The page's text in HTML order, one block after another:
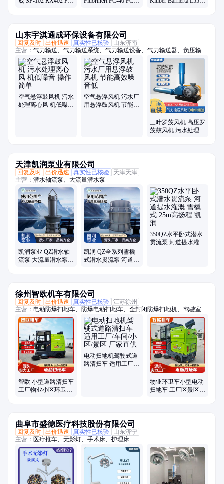
山东宇淇通成环保设备有限公司
回复及时 出价迅速 真实性已核验
山东济南
主营： 气力输送、气力输送系统、气力输送设备、气力输送器、负压输
送、物料输送、旋转供料器、供料阀、AV泵、仓泵、罗茨风机、罗次鼓
风机、空气悬浮鼓风机、磁悬浮鼓风机、空浮风机、三叶罗茨鼓风机、曝
气风机、气力输送风机、粉煤灰输送设备、粉体输送系统、粉料输送泵、
空气悬浮增氧机、污水处理风机、水产养殖增氧机、脱硫脱硝设备
空气悬浮鼓风机 污水
处理离心风 机低噪音
空气悬浮风机 污水厂
用悬浮鼓风机 节能高
三叶罗茨风机 高压罗
茨鼓风机 污水处理增
天津凯润泵业有限公司
回复及时 出价迅速 真实性已核验
天津天津
主营： 潜水轴流泵、大流量潜水泵
凯润泵业 QZ潜水轴
流泵 大流量潜水泵
凯润 QZ全系列雪橇
式潜水贯流泵 河道应
350QZ水平卧式潜水
贯流泵 河道提水灌溉
徐州智欧机车有限公司
回复及时 出价迅速 真实性已核验 江苏徐州
主营： 电动防爆扫地车、防爆电动扫地车、全封闭防爆扫地机、驾驶室电
动扫地车、新能源扫地车、物业手把扫地车、小型道路扫地车、物业道路
清扫车、驾驶式电动扫地车、小型扫地车、公园扫地车、工厂扫地车、道
路清扫车、景区扫地车、环卫清扫车、小区扫地车、防爆洗地机、工厂手
把扫地、全封闭电动扫地机
智欧 小型道路清扫车
工厂物业小区环卫公
电动扫地机驾驶式道
路清扫车 适用工厂/
物业环卫车小型电动
扫地车 工厂区景区公
曲阜市盛德医疗科技股份有限公司
回复及时 出价迅速 真实性已核验
山东济宁
主营： 医疗推车、无影灯、手术床、护理床